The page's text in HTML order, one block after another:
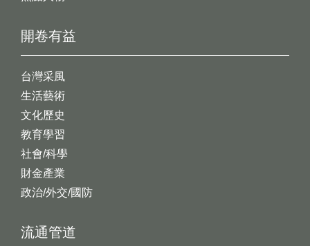
開卷有益
台灣采風
生活藝術
文化歷史
教育學習
社會/科學
財金產業
政治/外交/國防
流通管道